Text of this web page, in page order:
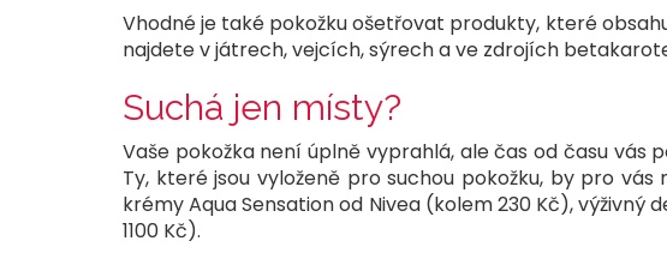
Vhodné je také pokožku ošetřovat produkty, které
najdete v játrech, vejcích, sýrech a ve zdrojích
Suchá jen místy?
Vaše pokožka není úplně vyprahlá, ale čas od času
Ty, které jsou vyloženě pro suchou pokožku, by pro
krémy Aqua Sensation od Nivea (kolem 230 Kč),
1100 Kč).